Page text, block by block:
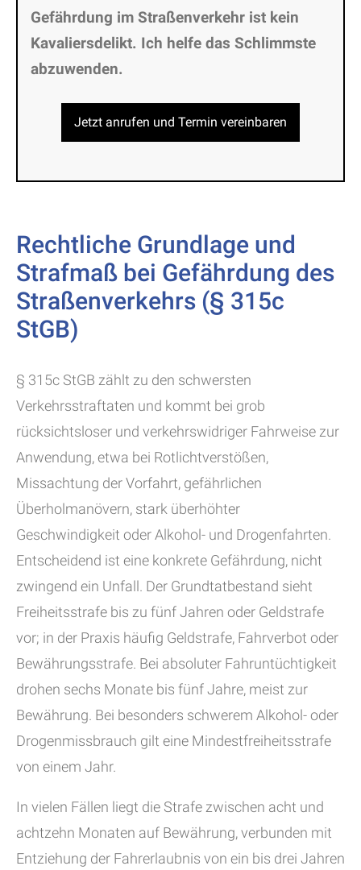
Gefährdung im Straßenverkehr ist kein
Kavaliersdelikt. Ich helfe das Schlimmste
abzuwenden.
Jetzt anrufen und Termin vereinbaren
Rechtliche Grundlage und
Strafmaß bei Gefährdung des
Straßenverkehrs (§ 315c
StGB)
§ 315c StGB zählt zu den schwersten
Verkehrsstraftaten und kommt bei grob
rücksichtsloser und verkehrswidriger Fahrweise zur
Anwendung, etwa bei Rotlichtverstößen,
Missachtung der Vorfahrt, gefährlichen
Überholmanövern, stark überhöhter
Geschwindigkeit oder Alkohol- und Drogenfahrten.
Entscheidend ist eine konkrete Gefährdung, nicht
zwingend ein Unfall. Der Grundtatbestand sieht
Freiheitsstrafe bis zu fünf Jahren oder Geldstrafe
vor; in der Praxis häufig Geldstrafe, Fahrverbot oder
Bewährungsstrafe. Bei absoluter Fahruntüchtigkeit
drohen sechs Monate bis fünf Jahre, meist zur
Bewährung. Bei besonders schwerem Alkohol- oder
Drogenmissbrauch gilt eine Mindestfreiheitsstrafe
von einem Jahr.
In vielen Fällen liegt die Strafe zwischen acht und
achtzehn Monaten auf Bewährung, verbunden mit
Entziehung der Fahrerlaubnis von ein bis drei Jahren